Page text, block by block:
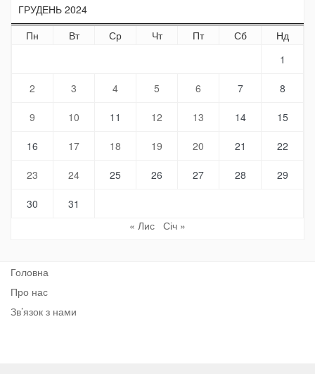
ГРУДЕНЬ 2024
Пн
Вт Ср Чт Пт Сб
Нд
1
2 3 4 5 6 7 8
9 10 11 12 13 14 15
16 17 18 19 20 21 22
23 24 25 26 27 28 29
30
31
« Лис Січ »
Головна
Про нас
Зв’язок з нами